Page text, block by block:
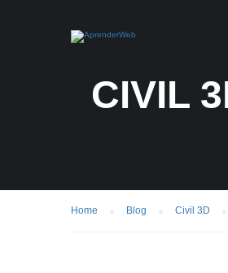
CIVIL
Home Blog Civil 3D